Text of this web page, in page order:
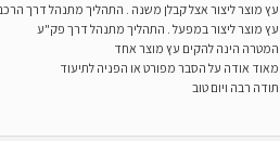
עץ מוצר ליצור אצל קבלן משנה . התהליך מתנהל דרך
עץ מוצר ליצור במפעל . התהליך מתנהל דרך פק"ע
המטרה הינה להקים עץ מוצר אחד
מאוד אודה על הסבר מפורט או הפניה לתיעוד
תודה רבה ויום טוב